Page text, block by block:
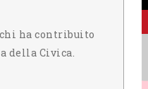
ha contribuito
della Civica.